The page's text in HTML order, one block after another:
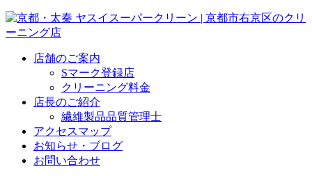
店舗のご案内
Sマーク登録店
クリーニング料金
店長のご紹介
繊維製品品質管理士
アクセスマップ
お知らせ・ブログ
お問い合わせ